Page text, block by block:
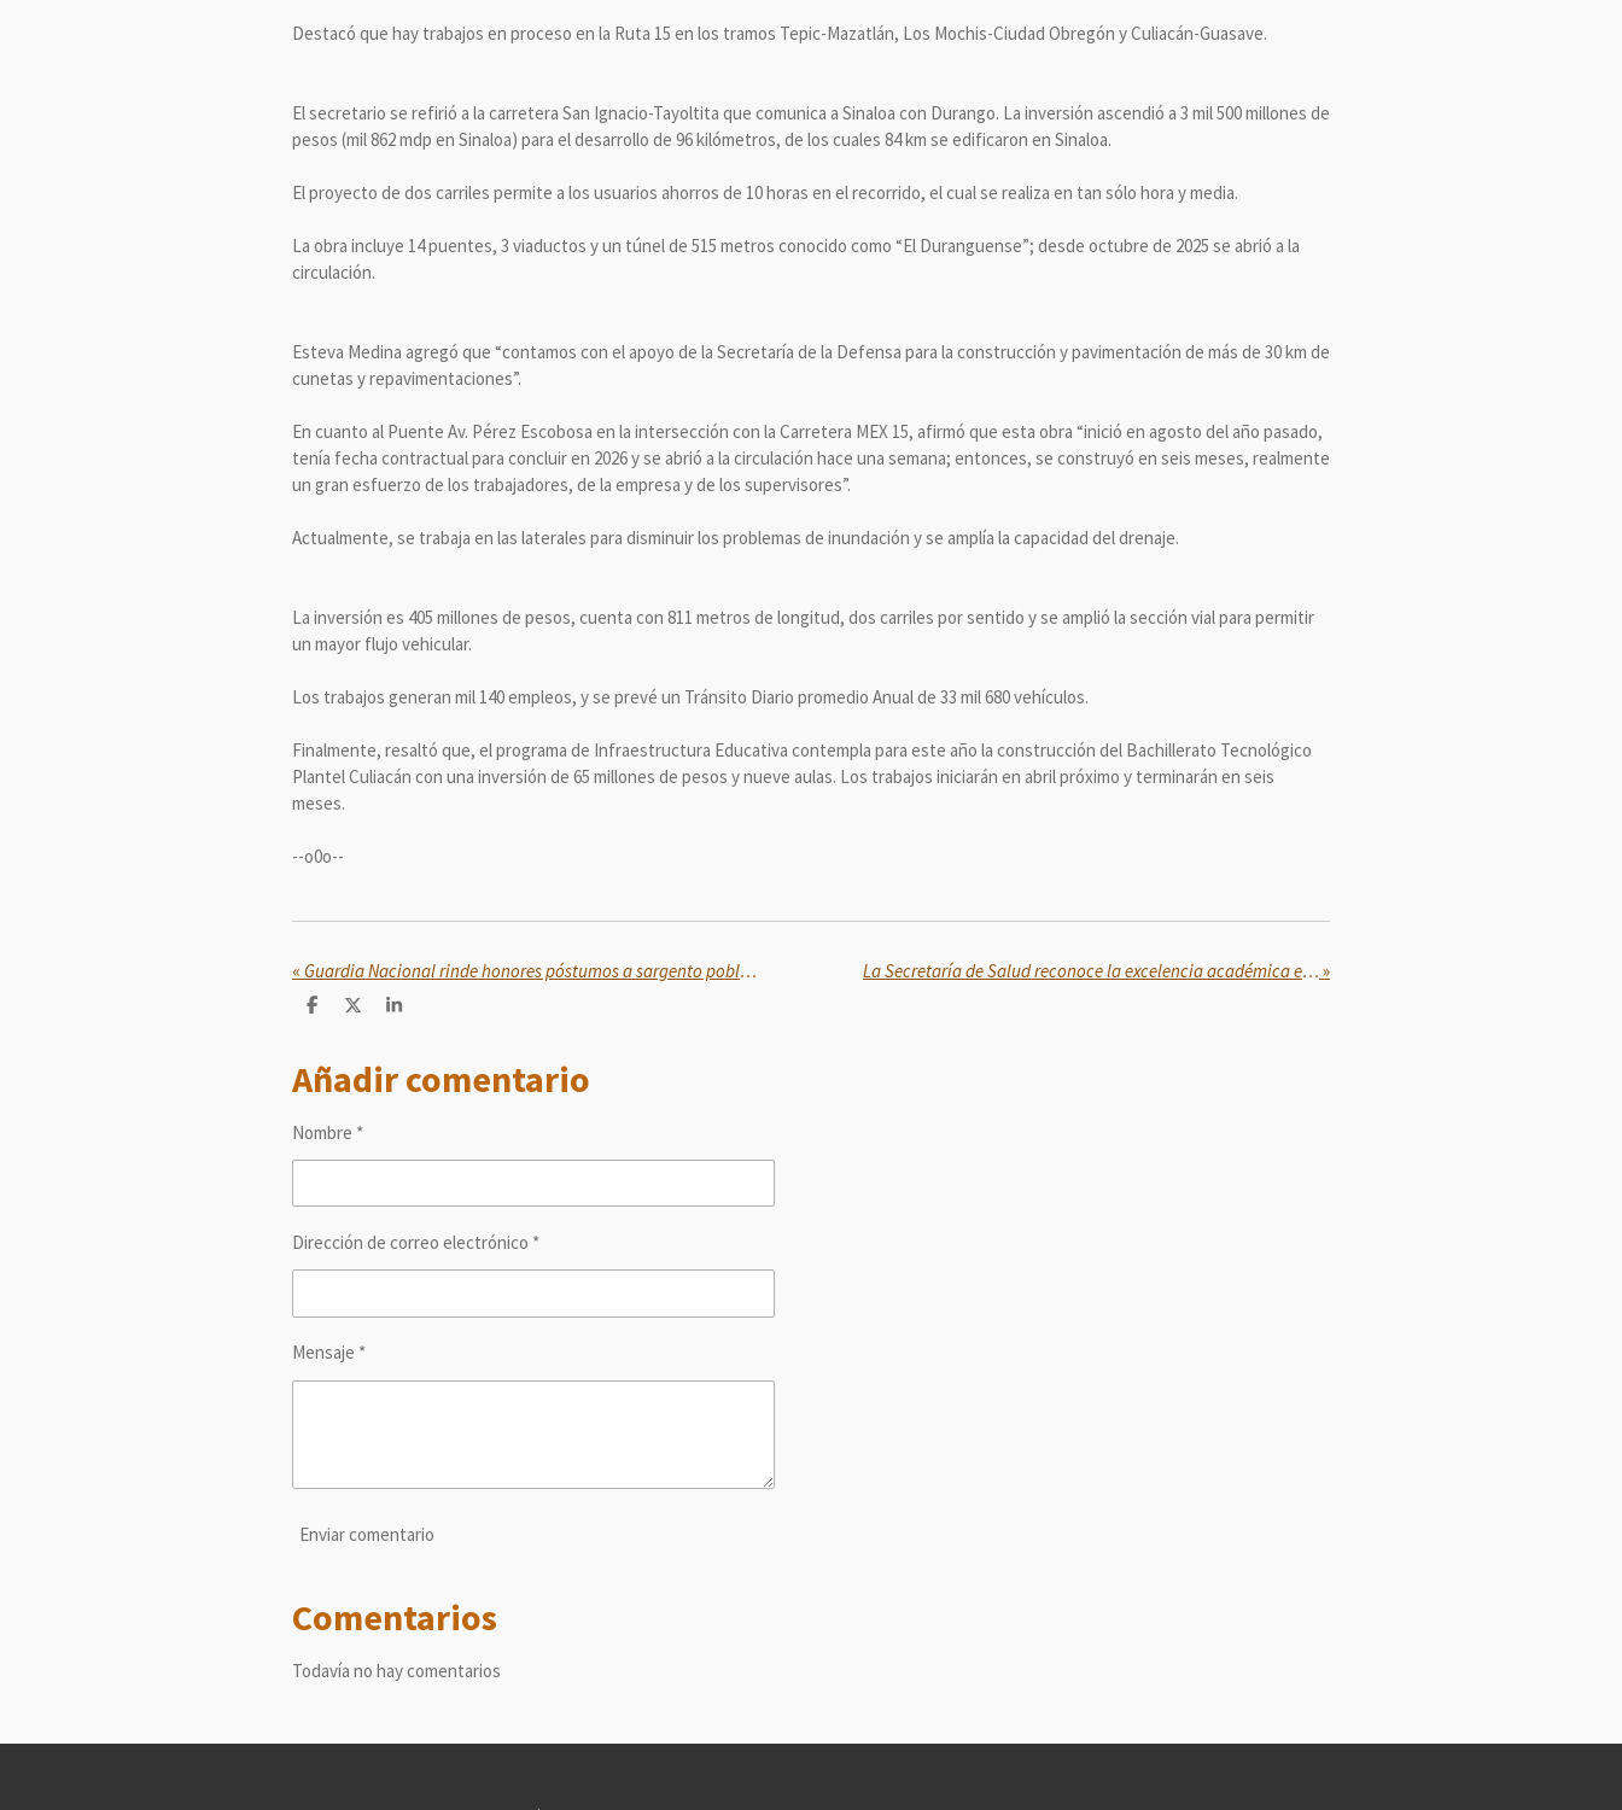
Destacó que hay trabajos en proceso en la Ruta 15 en los tramos Tepic-Mazatlán, Los Mochis-Ciudad Obregón y Culiacán-Guasave.
El secretario se refirió a la carretera San Ignacio-Tayoltita que comunica a Sinaloa con Durango. La inversión ascendió a 3 mil 500 millones de
pesos (mil 862 mdp en Sinaloa) para el desarrollo de 96 kilómetros, de los cuales 84 km se edificaron en Sinaloa.
El proyecto de dos carriles permite a los usuarios ahorros de 10 horas en el recorrido, el cual se realiza en tan sólo hora y media.
La obra incluye 14 puentes, 3 viaductos y un túnel de 515 metros conocido como “El Duranguense”; desde octubre de 2025 se abrió a la
circulación.
Esteva Medina agregó que “contamos con el apoyo de la Secretaría de la Defensa para la construcción y pavimentación de más de 30 km de
cunetas y repavimentaciones”.
En cuanto al Puente Av. Pérez Escobosa en la intersección con la Carretera MEX 15, afirmó que esta obra “inició en agosto del año pasado,
tenía fecha contractual para concluir en 2026 y se abrió a la circulación hace una semana; entonces, se construyó en seis meses, realmente
un gran esfuerzo de los trabajadores, de la empresa y de los supervisores”.
Actualmente, se trabaja en las laterales para disminuir los problemas de inundación y se amplía la capacidad del drenaje.
La inversión es 405 millones de pesos, cuenta con 811 metros de longitud, dos carriles por sentido y se amplió la sección vial para permitir
un mayor flujo vehicular.
Los trabajos generan mil 140 empleos, y se prevé un Tránsito Diario promedio Anual de 33 mil 680 vehículos.
Finalmente, resaltó que, el programa de Infraestructura Educativa contempla para este año la construcción del Bachillerato Tecnológico
Plantel Culiacán con una inversión de 65 millones de pesos y nueve aulas. Los trabajos iniciarán en abril próximo y terminarán en seis
meses.
--o0o--
« Guardia Nacional rinde honores póstumos a sargento poblano caído en Jalisco La Secretaría de Salud reconoce la excelencia académica en la Ceremonia de Fin de Cursos de Posgrado del INCMNSZ »
C
p
a
i
r
C
a
r
C
a
r
Añadir comentario
Nombre *
Dirección de correo electrónico *
Mensaje *
Enviar comentario
Comentarios
Todavía no hay comentarios